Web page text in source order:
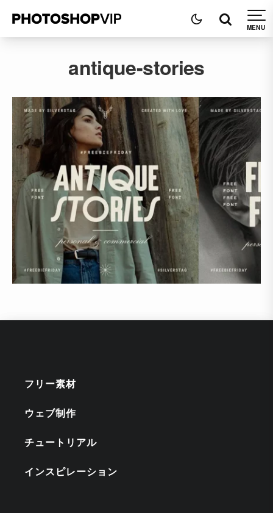
antique-stories
フリー素材
ウェブ制作
チュートリアル
インスピレーション